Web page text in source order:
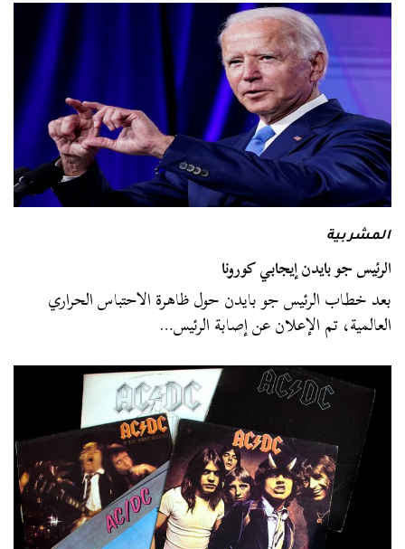
المشربية
الرئيس جو بايدن إيجابي كورونا
بعد خطاب الرئيس جو بايدن حول ظاهرة الاحتباس الحراري
العالمية، تم الإعلان عن إصابة الرئيس…